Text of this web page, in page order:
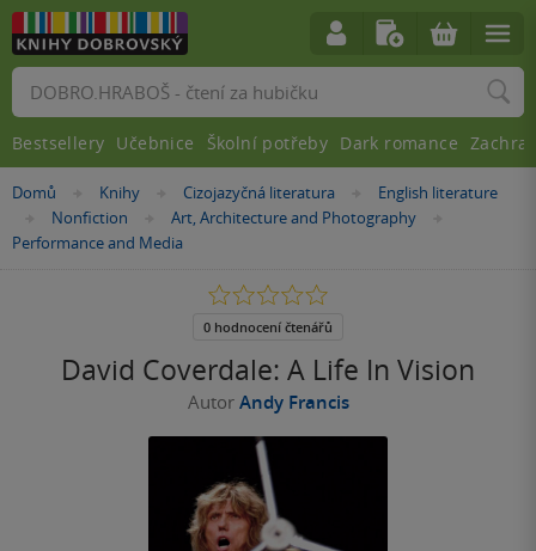
Nacházíte
zde:
Domů »Knihy »Cizojazyčná literatura »English literature
»Nonfiction »Art, Architecture and Photography
Performance and Media
David Coverdale: A Life In Vision
Autor Andy Francis
0.0
5
0 hodnocení čtenářů
Vyhledávání
Bestsellery Učebnice Školní potřeby Dark romance